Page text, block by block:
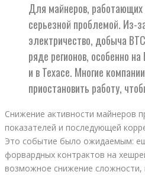
Для майнеров,
серьезной проблемой. Из-
электричество, добыча
ряде регионов, особенно
и в Техасе. Многие
приостановить работу,
Снижение активности майнеров
показателей и последующей
Это событие было ожидаемым:
форвардных контрактов на
возможное снижение сложности,